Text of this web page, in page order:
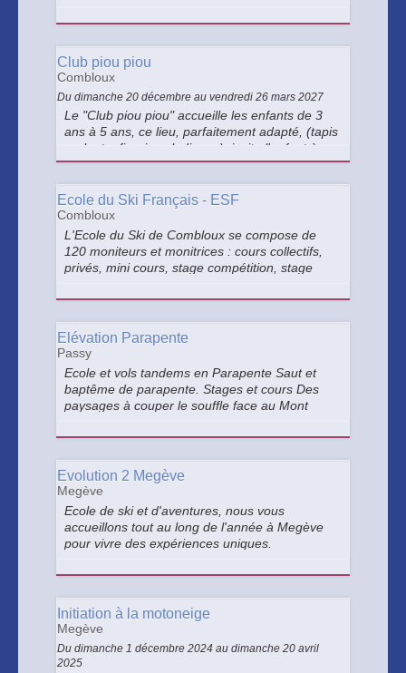
curling, parapente, course à pied, cyclisme,
Club piou piou
Combloux
Du dimanche 20 décembre au vendredi 26 mars 2027
Le "Club piou piou" accueille les enfants de 3
ans à 5 ans, ce lieu, parfaitement adapté, (tapis
roulant + figurines ludiques), incite l'enfant à
découvrir les premières sensations de la
Ecole du Ski Français - ESF
Combloux
L'Ecole du Ski de Combloux se compose de
120 moniteurs et monitrices : cours collectifs,
privés, mini cours, stage compétition, stage
au centre du village et le second au pied des
Elévation Parapente
Passy
Ecole et vols tandems en Parapente Saut et
baptême de parapente. Stages et cours Des
paysages à couper le souffle face au Mont
acrobatique, Élévation Parapente saura vous
Evolution 2 Megève
Megève
Ecole de ski et d'aventures, nous vous
accueillons tout au long de l'année à Megève
pour vivre des expériences uniques.
Initiation à la motoneige
Megève
Du dimanche 1 décembre 2024 au dimanche 20 avril
2025